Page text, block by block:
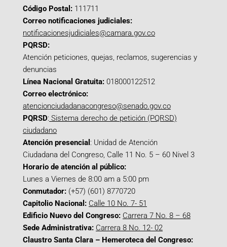
Código Postal: 111711
Correo notificaciones judiciales:
notificacionesjudiciales@camara.gov.co
PQRSD:
Atención peticiones, quejas, reclamos, sugerencias y
denuncias
Línea Nacional Gratuita: 018000122512
Correo electrónico:
atencionciudadanacongreso@senado.gov.co
PQRSD: Sistema derecho de petición (PQRSD)
ciudadano
Atención presencial : Unidad de Atención
Ciudadana del Congreso, Calle 11 No. 5 – 60 Nivel 3
Horario de atención al público:
Lunes a Viernes de 8:00 am a 5:00 pm
Conmutador: (+57) (601) 8770720
Capitolio Nacional: Calle 10 No. 7- 51
Edificio Nuevo del Congreso: Carrera 7 No. 8 – 68
Sede Administrativa: Carrera 8 No. 12- 02
Claustro Santa Clara – Hemeroteca del Congreso: